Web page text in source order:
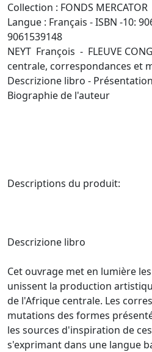
Collection : FONDS MERCATOR
Langue : Français - ISBN -10:
9061539148
NEYT François - FLEUVE
centrale, correspondances et
Descrizione libro -
Biographie de l'auteur
Descriptions du produit:
Descrizione libro
Cet ouvrage met en lumière
unissent la production
de l'Afrique centrale. Les
mutations des formes
les sources d'inspiration de
s'exprimant dans une langue